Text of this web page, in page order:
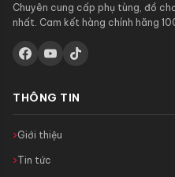
Chuyên cung cấp phụ tùng, đồ
nhất. Cam kết hàng chính hãng
THÔNG TIN
Giới thiệu
Tin tức